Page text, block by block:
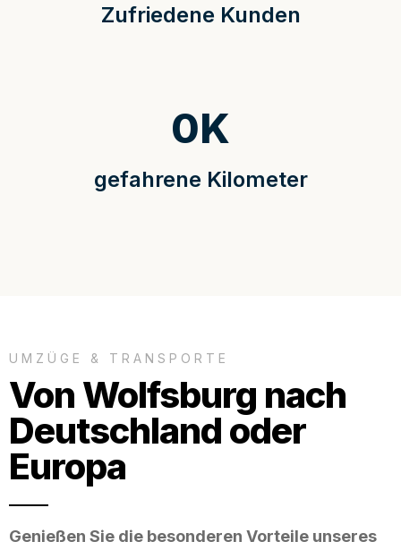
Zufriedene Kunden
gefahrene Kilometer
0K
UMZÜGE & TRANSPORTE
Von Wolfsburg nach
Deutschland oder
Europa
Genießen Sie die besonderen Vorteile unseres